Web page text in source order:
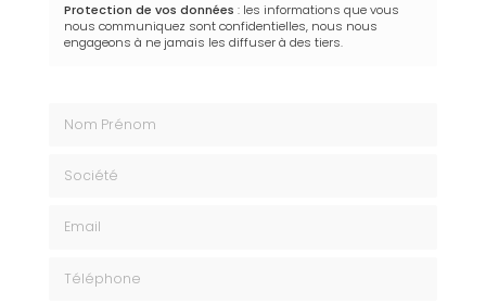
Protection de vos données : les informations que vous
nous communiquez sont confidentielles, nous nous
engageons à ne jamais les diffuser à des tiers.